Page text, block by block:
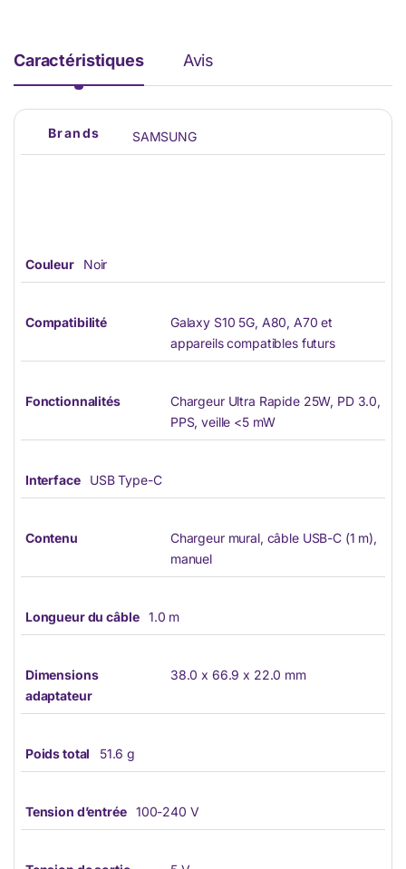
Caractéristiques Avis
Brands SAMSUNG
Couleur Noir
Compatibilité
Galaxy S10 5G, A80, A70 et
appareils compatibles futurs
Fonctionnalités
Chargeur Ultra Rapide 25W, PD 3.0,
PPS, veille <5 mW
Interface USB Type-C
Contenu
Chargeur mural, câble USB-C (1 m),
manuel
Longueur du câble 1.0 m
Dimensions
adaptateur
38.0 x 66.9 x 22.0 mm
Poids total 51.6 g
Tension d’entrée 100-240 V